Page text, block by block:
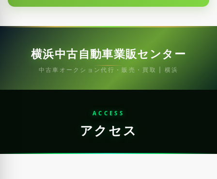
横浜中古自動車業販センター
中古車オークション代行・販売・買取 | 横浜
ACCESS
アクセス